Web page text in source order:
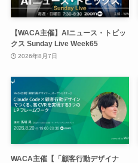
【WACA主催】AIニュース・トピッ
クス Sunday Live Week65
2026年8月7日
WACA主催【「顧客行動デザイナ